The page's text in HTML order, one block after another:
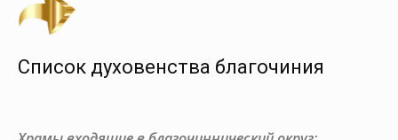
Список духовенства благочиния